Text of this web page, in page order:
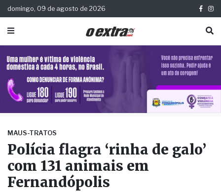
domingo, 09 de agosto de 2026
MAUS-TRATOS
Polícia flagra ‘rinha de galo’
com 131 animais em
Fernandópolis